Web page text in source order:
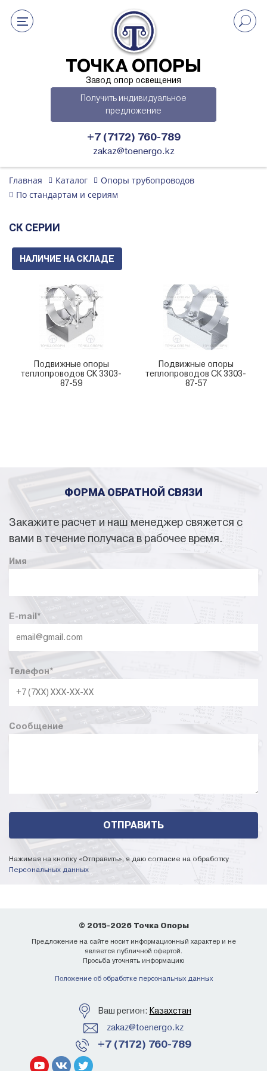
ТОЧКА ОПОРЫ
Завод опор освещения
Получить индивидуальное
предложение
+7 (7172) 760-789
zakaz@toenergo.kz
Главная Каталог
Опоры трубопроводов
По стандартам и сериям
СК СЕРИИ
НАЛИЧИЕ НА СКЛАДЕ
Подвижные опоры
теплопроводов СК 3303-
87-59
Подвижные опоры
теплопроводов СК 3303-
87-57
ФОРМА ОБРАТНОЙ СВЯЗИ
Закажите расчет и наш менеджер свяжется с
вами в течение получаса в рабочее время.
Имя
E-mail *
Телефон*
Сообщение
Нажимая на кнопку «Отправить», я даю согласие на обработку
Персональных данных
© 2015-2026 Точка Опоры
Предложение на сайте носит информационный характер и не
является публичной офертой.
Просьба уточнять информацию
Положение об обработке персональных данных
Ваш регион: Казахстан
zakaz@toenergo.kz
+7 (7172) 760-789